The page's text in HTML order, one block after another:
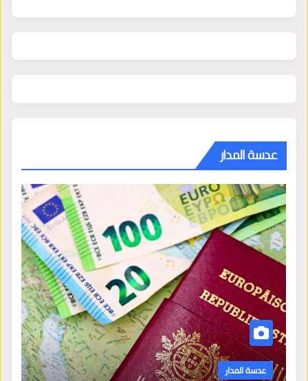
عدسة المدار
عدسة المدار